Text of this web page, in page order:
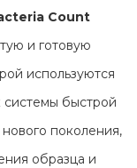
Count
и готовую
используются
системы быстрой
поколения,
образца и